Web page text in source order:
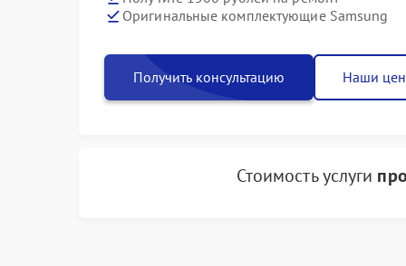
Оригинальные комплектующие Samsung
Получить консультацию Наши
Стоимость услуги